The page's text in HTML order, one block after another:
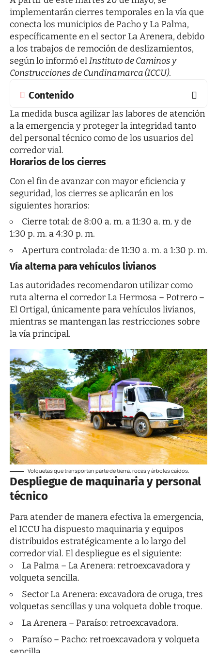
implementarán cierres temporales en la vía que
conecta los municipios de Pacho y La Palma,
específicamente en el sector La Arenera, debido
a los trabajos de remoción de deslizamientos,
según lo informó elInstituto de Caminos y
Construcciones de Cundinamarca (ICCU).
Contenido
La medida busca agilizar las labores de atención
a la emergencia y proteger la integridad tanto
del personal técnico como de los usuarios del
corredor vial.
Horarios de los cierres
Con el fin de avanzar con mayor eficiencia y
seguridad, los cierres se aplicarán en los
siguientes horarios:
Cierre total: de 8:00 a. m. a 11:30 a. m. y de
1:30 p. m. a 4:30 p. m.
Apertura controlada: de 11:30 a. m. a 1:30 p. m.
Vía alterna para vehículos livianos
Las autoridades recomendaron utilizar como
ruta alterna el corredor La Hermosa – Potrero –
El Ortigal, únicamente para vehículos livianos,
mientras se mantengan las restricciones sobre
la vía principal.
Volquetas que transportan parte de tierra, rocas y árboles caídos.
Despliegue de maquinaria y personal
técnico
Para atender de manera efectiva la emergencia,
el ICCU ha dispuesto maquinaria y equipos
distribuidos estratégicamente a lo largo del
corredor vial. El despliegue es el siguiente:
La Palma – La Arenera: retroexcavadora y
volqueta sencilla.
Sector La Arenera: excavadora de oruga, tres
volquetas sencillas y una volqueta doble troque.
La Arenera – Paraíso: retroexcavadora.
Paraíso – Pacho: retroexcavadora y volqueta